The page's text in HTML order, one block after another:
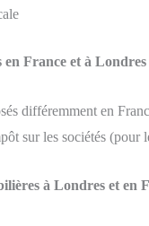
en France et à Londres
différemment en
sur les sociétés (pour
à Londres et en